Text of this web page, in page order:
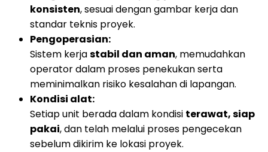
konsisten, sesuai dengan gambar kerja dan
standar teknis proyek.
Pengoperasian:
Sistem kerjastabil dan aman, memudahkan
operator dalam proses penekukan serta
meminimalkan risiko kesalahan di lapangan.
Kondisi alat:
Setiap unit berada dalam kondisi terawat, siap
pakai, dan telah melalui proses pengecekan
sebelum dikirim ke lokasi proyek.